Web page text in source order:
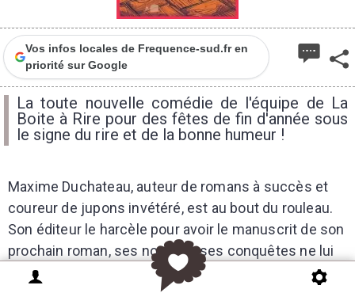
Vos infos locales de Frequence-sud.fr en
priorité sur Google
La toute nouvelle comédie de l'équipe de La
Boite à Rire pour des fêtes de fin d'année sous
le signe du rire et de la bonne humeur !
Maxime Duchateau, auteur de romans à succès et
coureur de jupons invétéré, est au bout du rouleau.
Son éditeur le harcèle pour avoir le manuscrit de son
prochain roman, ses nombreuses conquêtes ne lui
laissent pas une minute de répit et la cohabitation